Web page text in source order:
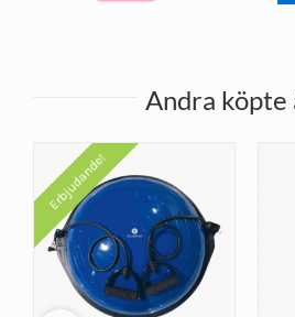
Andra köpte
Erbjudande!